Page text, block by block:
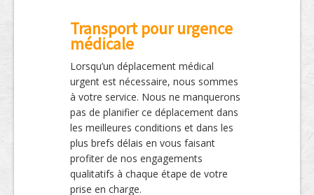
Transport pour urgence
médicale
Lorsqu’un déplacement médical
urgent est nécessaire, nous sommes
à votre service. Nous ne manquerons
pas de planifier ce déplacement dans
les meilleures conditions et dans les
plus brefs délais en vous faisant
profiter de nos engagements
qualitatifs à chaque étape de votre
prise en charge.